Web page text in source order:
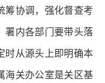
筹协调，强化督查考
署内各部门要带头落
时从源头上即明确本
海关办公室是关区基